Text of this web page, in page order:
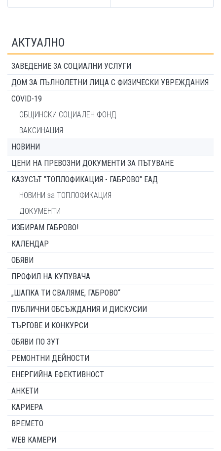
АКТУАЛНО
ЗАВЕДЕНИЕ ЗА СОЦИАЛНИ УСЛУГИ
ДОМ ЗА ПЪЛНОЛЕТНИ ЛИЦА С ФИЗИЧЕСКИ УВРЕЖДАНИЯ
COVID-19
ОБЩИНСКИ СОЦИАЛЕН ФОНД
ВАКСИНАЦИЯ
НОВИНИ
ЦЕНИ НА ПРЕВОЗНИ ДОКУМЕНТИ ЗА ПЪТУВАНЕ
КАЗУСЪТ "ТОПЛОФИКАЦИЯ - ГАБРОВО" ЕАД
НОВИНИ за ТОПЛОФИКАЦИЯ
ДОКУМЕНТИ
ИЗБИРАМ ГАБРОВО!
КАЛЕНДАР
ОБЯВИ
ПРОФИЛ НА КУПУВАЧА
„ШАПКА ТИ СВАЛЯМЕ, ГАБРОВО“
ПУБЛИЧНИ ОБСЪЖДАНИЯ И ДИСКУСИИ
ТЪРГОВЕ И КОНКУРСИ
ОБЯВИ ПО ЗУТ
РЕМОНТНИ ДЕЙНОСТИ
ЕНЕРГИЙНА ЕФЕКТИВНОСТ
АНКЕТИ
КАРИЕРА
ВРЕМЕТО
WEB КАМЕРИ